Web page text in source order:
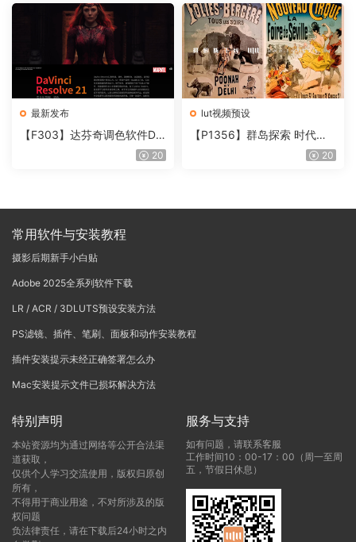
T V4.0
最新发布
【F303】达芬奇调色软件Da
Vinci Resolve Studio21.0.320
lut视频预设
【P1356】群岛探索 时代马
戏团 – QUEST 60 调色预设A
20
常用软件与安装教程
摄影后期新手小白贴
Adobe 2025全系列软件下载
LR / ACR / 3DLUTS预设安装方法
PS滤镜、插件、笔刷、面板和动作安装教程
插件安装提示未经正确签署怎么办
Mac安装提示文件已损坏解决方法
特别声明
本站资源均为通过网络等公开合法渠
道获取，
仅供个人学习交流使用，版权归原创
所有，
不得用于商业用途，不对所涉及的版
权问题
负法律责任，请在下载后24小时之内
服务与支持
如有问题，请联系客服
工作时间10：00-17：00（周一至周
五，节假日休息）